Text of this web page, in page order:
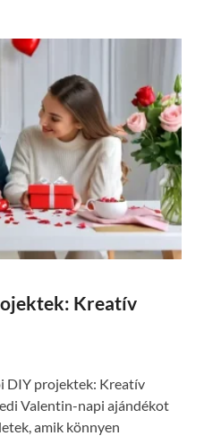
Kreatív
DIY projektek: Kreatív
Valentin-napi ajándékot
amik könnyen